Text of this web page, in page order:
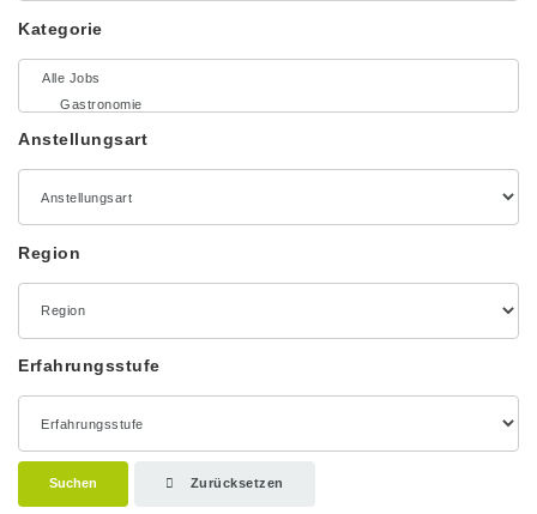
Kategorie
Anstellungsart
Region
Erfahrungsstufe
Suchen Zurücksetzen